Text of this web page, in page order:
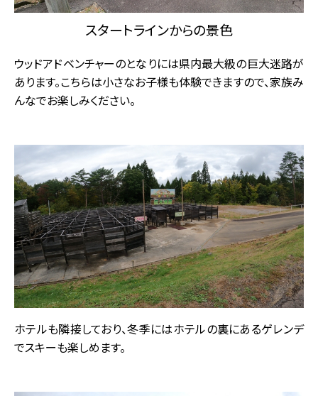
スタートラインからの景色
ウッドアドベンチャーのとなりには県内最大級の巨大迷路が
あります。こちらは小さなお子様も体験できますので、家族み
んなでお楽しみください。
ホテルも隣接しており、冬季にはホテルの裏にあるゲレンデ
でスキーも楽しめます。